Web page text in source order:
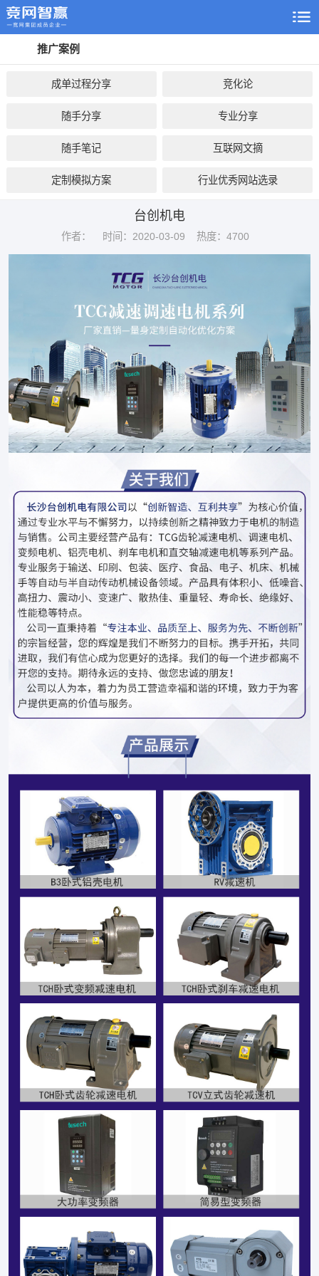
推广案例
成单过程分享 竞化论
随手分享 专业分享
随手笔记 互联网文摘
定制模拟方案 行业优秀网站选录
台创机电
作者： 时间：2020-03-09 热度：4700